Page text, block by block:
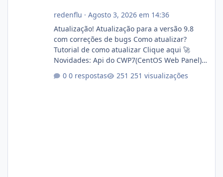
redenflu · Agosto 3, 2026 em 14:36
Atualização! Atualização para a versão 9.8
com correções de bugs Como atualizar?
Tutorial de como atualizar Clique aqui 🚀
Novidades: Api do CWP7(CentOS Web Panel)
Link publico para consulta de sub.dominio
autorizado a usasr o isistem:
0 respostas 251 visualizações